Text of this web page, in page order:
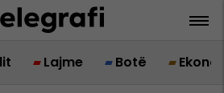
Lajme Botë